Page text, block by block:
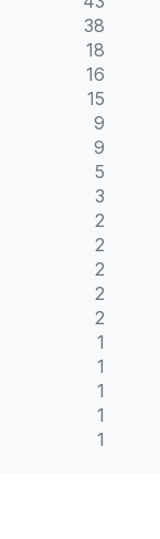
38
18
16
15
9
9
5
3
2
2
2
2
2
1
1
1
1
1